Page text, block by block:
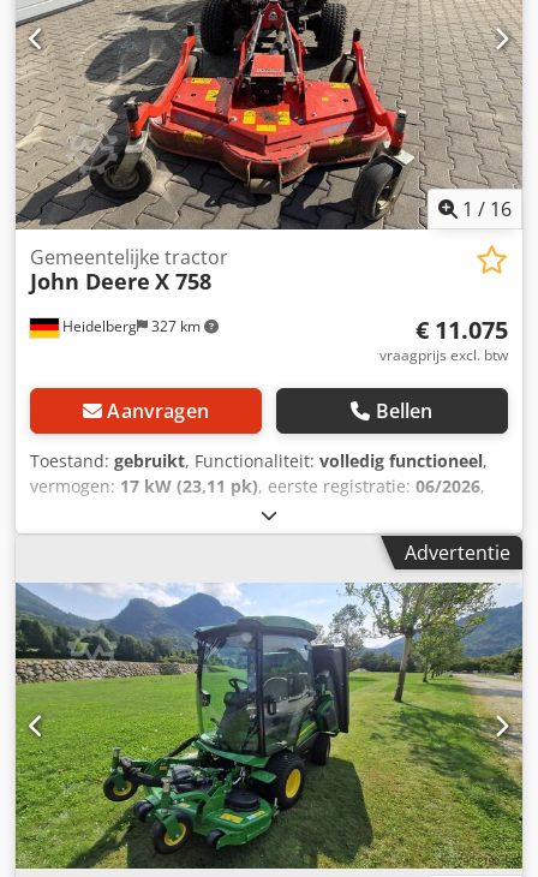
VERPANDING VAN UW VOERTUIG, EVENALS FINANCIERING
MOGELIJK! Alle informatie is onder voorbehoud.* Meer
aanbiedingen vindt u op onze website. De beschrijving en
vermelde gegevens vormen geen gegarandeerde
eigenschappen en zijn niet bindend. Bindend is
uitsluitend de koopovereenkomst die bij aankoop van het
voertuig in het autobedrijf wordt gesloten. Fouten en
tussentijdse verkoop voorbehouden! Dedpfxszggk To
Adrokr
1 / 16
Heidelberg 327 km
Gemeentelijke tractor
John Deere X 758
€ 11.075
vraagprijs excl. btw
Aanvragen Bellen
Toestand: gebruikt, Functionaliteit: volledig functioneel,
vermogen: 17 kW (23,11 pk), eerste registratie: 06/2026,
groen
Uitrusting:autoregistratie, hydraulica, X 758 John Deere
X758 Motor: 3-cilinder dieselmotor, ca. 993 cm³
cilinderinhoud, 23 pk / 17 kW. Aandrijving: Permanente
vierwielaandrijving (AWD/4WD), hydraulisch. Transmissie:
Hydrostatisch, 2-pedaalbediening (Twin Touch).
Stuurinrichting: Hydraulische stuurbekrachtiging.
Frontaftakas Achteraftakas Tankinhoud: ca. 20 liter
Aanhanglast: Tot 544 kg Draaicirkel: ca. 63,5 cm (25 inch).
Inclusief: Maaidek Wiedenmann RMR 130 H Bouwjaar:
2015 Veegmachine ecotech 0SGK-130 Bouwjaar: 2015
Zoutstrooier ecotech Bouwjaar: 2015 Dedozdtkzjpfx Adrskr
Wijzigingen, typefouten, vergissingen en tussentijdse
verkoop voorbehouden. Alle gegevens zijn zonder garantie.
Verkoop vindt plaats onder uitsluiting van elke garantie of
Advertentie